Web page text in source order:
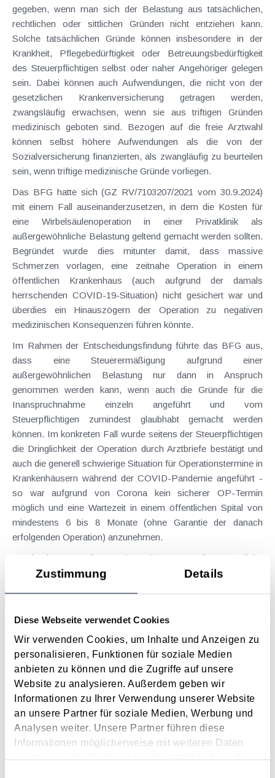
Zustimmung Details
Diese Webseite verwendet Cookies
Wir verwenden Cookies, um Inhalte und Anzeigen zu
personalisieren, Funktionen für soziale Medien
anbieten zu können und die Zugriffe auf unsere
Website zu analysieren. Außerdem geben wir
Informationen zu Ihrer Verwendung unserer Website
an unsere Partner für soziale Medien, Werbung und
Analysen weiter. Unsere Partner führen diese
Informationen möglicherweise mit weiteren Daten
zusammen, die Sie ihnen bereitgestellt haben oder
gegeben, wenn man sich der Belastung aus tatsächlichen,
rechtlichen oder sittlichen Gründen nicht entziehen kann.
Solche tatsächlichen Gründe können insbesondere in der
Krankheit, Pflegebedürftigkeit oder Betreuungsbedürftigkeit
des Steuerpflichtigen selbst oder naher Angehöriger gelegen
sein. Dabei können auch Aufwendungen, die nicht von der
gesetzlichen Krankenversicherung getragen werden,
zwangsläufig erwachsen, wenn sie aus triftigen Gründen
medizinisch geboten sind. Bezogen auf die freie Arztwahl
können selbst höhere Aufwendungen als die von der
Sozialversicherung finanzierten, als zwangläufig zu beurteilen
sein, wenn triftige medizinische Gründe vorliegen.
Das BFG hatte sich (GZ RV/7103207/2021 vom 30.9.2024)
mit einem Fall auseinanderzusetzen, in dem die Kosten für
eine Wirbelsäulenoperation in einer Privatklinik als
außergewöhnliche Belastung geltend gemacht werden sollten.
Begründet wurde dies mitunter damit, dass massive
Schmerzen vorlagen, eine zeitnahe Operation in einem
öffentlichen Krankenhaus (auch aufgrund der damals
herrschenden COVID-19-Situation) nicht gesichert war und
überdies ein Hinauszögern der Operation zu negativen
medizinischen Konsequenzen führen könnte.
Im Rahmen der Entscheidungsfindung führte das BFG aus,
dass eine Steuerermäßigung aufgrund einer
außergewöhnlichen Belastung nur dann in Anspruch
genommen werden kann, wenn auch die Gründe für die
Inanspruchnahme einzeln angeführt und vom
Steuerpflichtigen zumindest glaubhabt gemacht werden
können. Im konkreten Fall wurde seitens der Steuerpflichtigen
die Dringlichkeit der Operation durch Arztbriefe bestätigt und
auch die generell schwierige Situation für Operationstermine in
Krankenhäusern während der COVID-Pandemie angeführt -
so war aufgrund von Corona kein sicherer OP-Termin
möglich und eine Wartezeit in einem öffentlichen Spital von
mindestens 6 bis 8 Monate (ohne Garantie der danach
erfolgenden Operation) anzunehmen.
Im konkreten Fall verneinte das BFG die steuerliche
Abzugsfähigkeit der Operationskosten als außergewöhnliche
Krankenhaus kein zeitnaher Operationstermin zu bekommen
einem öffentlichen Krankenhaus konkret einen
Operationstermin bekommen hätte. Selbst wenn in Zeiten von
Corona sich die Organisation eines Untersuchungstermins in
einem öffentlichen Krankenhaus schwieriger gestaltete, so
war dies jedoch nicht unmöglich. Mangels Nachweises, dass
die Operation in einem öffentlichen Krankenhaus nicht
zeitgerecht möglich gewesen wäre, konnte das Vorliegen
triftiger medizinischer Gründe nicht festgestellt werden.